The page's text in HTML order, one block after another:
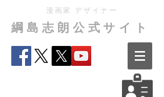
漫画家 デザイナー
綱島志朗公式サイト